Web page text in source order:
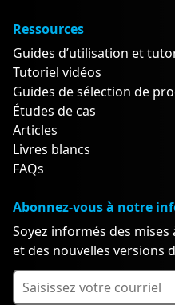
Ressources
Guides d’utilisation et
Tutoriel vidéos
Guides de sélection de
Études de cas
Articles
Livres blancs
FAQs
Abonnez-vous à notre
Soyez informés des
et des nouvelles versions